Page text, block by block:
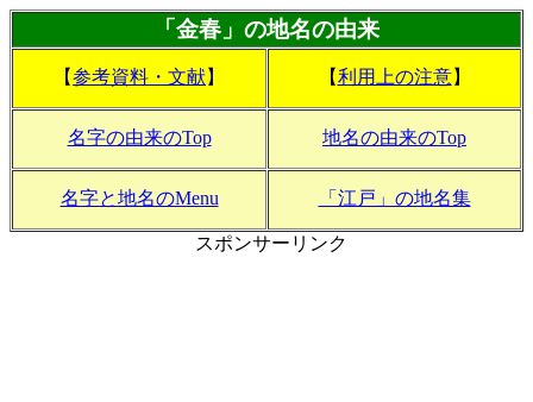
「金春」の地名の由来
【参考資料・文献】 【利用上の注意】
名字の由来のTop 地名の由来のTop
名字と地名のMenu 「江戸」の地名集
スポンサーリンク